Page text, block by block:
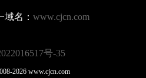
名： www.cjcn.com
号-35
2026 www.cjcn.com